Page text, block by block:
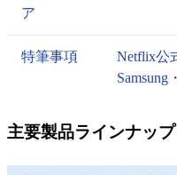
ア
特筆事項
Netflix公
Samsung
主要製品ラインナッ